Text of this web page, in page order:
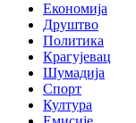
Економија
Друштво
Политика
Крагујевац
Шумадија
Спорт
Култура